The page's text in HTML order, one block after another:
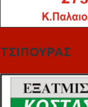
ΤΣΙΠΟΥΡΑΣ